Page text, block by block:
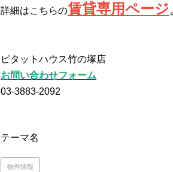
詳細はこちらの賃貸専用ページ
ピタットハウス竹の塚店
お問い合わせフォーム
03-3883-2092
テーマ名
物件情報